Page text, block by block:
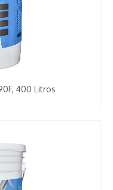
400 Litros